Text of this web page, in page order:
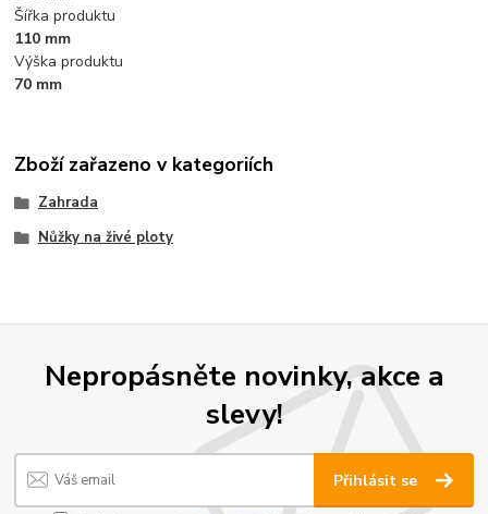
Šířka produktu
110 mm
Výška produktu
70 mm
Zboží zařazeno v kategoriích
Zahrada
Nůžky na živé ploty
Nepropásněte novinky, akce a
slevy!
Přihlásit se